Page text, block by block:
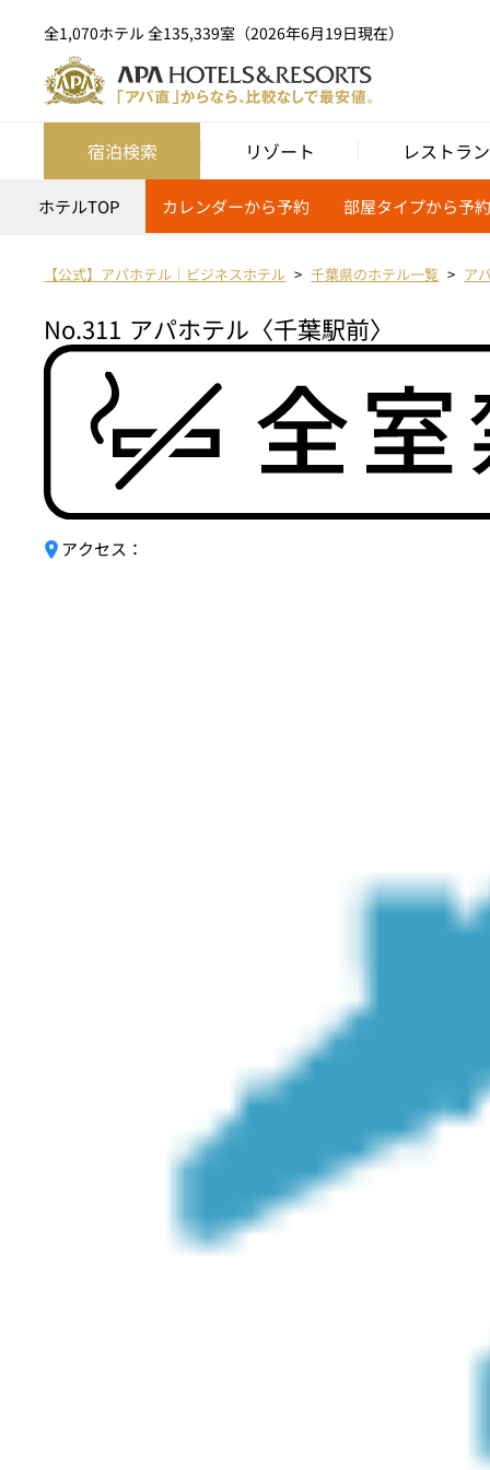
全1,070ホテル 全135,339室（2026年6月19日現在）
宿泊検索 リゾート レストラ
ホテルTOP カレンダーから予約 部屋タイプから予
【公式】アパホテル｜ビジネスホテル 千葉県のホテル一覧 ア
No.311 アパホテル〈千葉駅前〉
アクセス：